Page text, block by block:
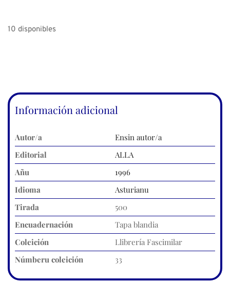
10 disponibles
Información adicional
Autor/a
Ensin autor/a
Editorial
ALLA
Añu
1996
Idioma
Asturianu
Tirada
500
Encuadernación
Tapa blandia
Coleición
Llibrería Fascimilar
Númberu coleición
33